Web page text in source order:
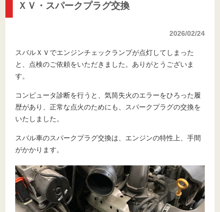
ＸＶ・スパークプラグ交換
2026/02/24
スバルＸＶでエンジンチェックランプが点灯してしまった
と、点検のご依頼をいただきました。ありがとうございま
す。
コンピュータ診断を行うと、気筒失火のエラーをひろった履
歴があり、正常な点火のためにも、スパークプラグの交換を
いたしました。
スバル車のスパークプラグ交換は、エンジンの特性上、手間
がかかります。